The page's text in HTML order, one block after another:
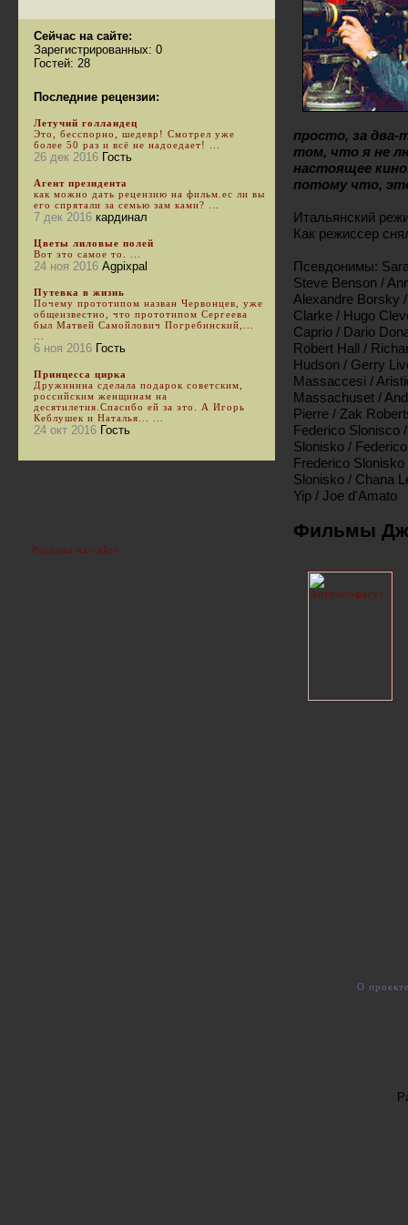
просто, за
том, что я не
настоящее
потому что,
Итальянский
Как режиссер
Псевдонимы:
Steve Benson /
Alexandre Borsky
Clarke / Hugo
Caprio / Dario
Robert Hall /
Hudson / Gerry
Massaccesi /
Massachuset /
Pierre / Zak
Federico Slonisco
Slonisko /
Frederico
Slonisko / Chana
Yip / Joe d'Amato
Фильмы
Сейчас на сайте:
Зарегистрированных: 0
Гостей: 28
Последние рецензии:
Летучий голландец
Это, бесспорно, шедевр! Смотрел уже
более 50 раз и всё не надоедает! ...
26 дек 2016 Гость
Агент президента
как можно дать рецензию на фильм.ес ли вы
его спрятали за семью зам ками? ...
7 дек 2016 кардинал
Цветы лиловые полей
Вот это самое то. ...
24 ноя 2016 Agpixpal
Путевка в жизнь
Почему прототипом назван Червонцев, уже
общеизвестно, что прототипом Сергеева
был Матвей Самойлович Погребинский,...
6 ноя 2016 Гость
Принцесса цирка
Дружинина сделала подарок советским,
российским женщинам на
десятилетия.Спасибо ей за это. А Игорь
Кеблушек и Наталья... ...
24 окт 2016 Гость
Реклама на сайте
О